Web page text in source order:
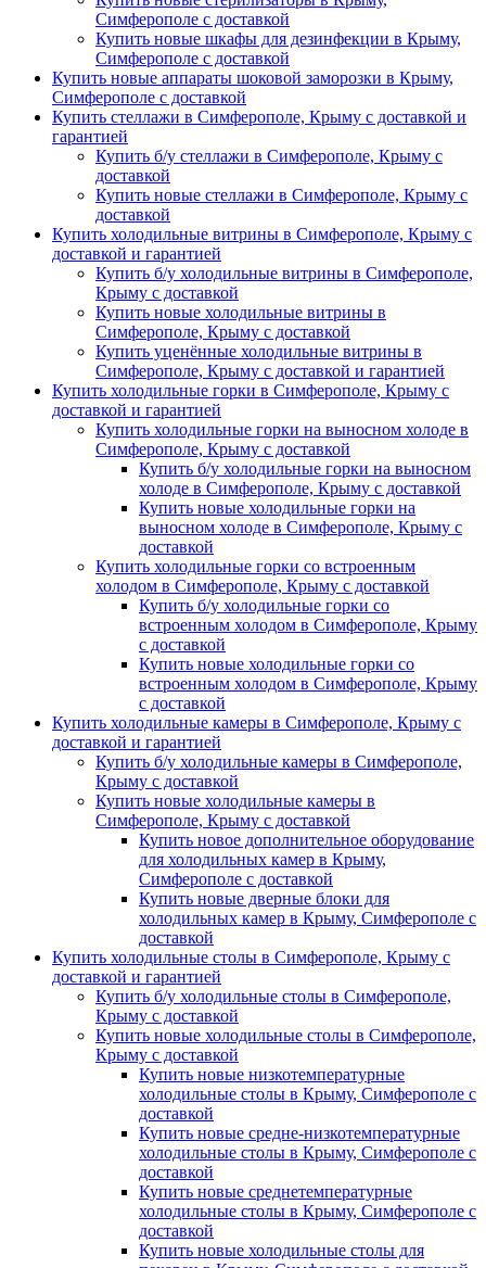
Симферополе с доставкой
Купить новые шкафы для дезинфекции в Крыму,
Симферополе с доставкой
Купить новые аппараты шоковой заморозки в Крыму,
Симферополе с доставкой
Купить стеллажи в Симферополе, Крыму с доставкой и
гарантией
Купить б/у стеллажи в Симферополе, Крыму с
доставкой
Купить новые стеллажи в Симферополе, Крыму с
доставкой
Купить холодильные витрины в Симферополе, Крыму с
доставкой и гарантией
Купить б/у холодильные витрины в Симферополе,
Крыму с доставкой
Купить новые холодильные витрины в
Симферополе, Крыму с доставкой
Купить уценённые холодильные витрины в
Симферополе, Крыму с доставкой и гарантией
Купить холодильные горки в Симферополе, Крыму с
доставкой и гарантией
Купить холодильные горки на выносном холоде в
Симферополе, Крыму с доставкой
Купить б/у холодильные горки на выносном
холоде в Симферополе, Крыму с доставкой
Купить новые холодильные горки на
выносном холоде в Симферополе, Крыму с
доставкой
Купить холодильные горки со встроенным
холодом в Симферополе, Крыму с доставкой
Купить б/у холодильные горки со
встроенным холодом в Симферополе, Крыму
с доставкой
Купить новые холодильные горки со
встроенным холодом в Симферополе, Крыму
с доставкой
Купить холодильные камеры в Симферополе, Крыму с
доставкой и гарантией
Купить б/у холодильные камеры в Симферополе,
Крыму с доставкой
Купить новые холодильные камеры в
Симферополе, Крыму с доставкой
Купить новое дополнительное оборудование
для холодильных камер в Крыму,
Симферополе с доставкой
Купить новые дверные блоки для
холодильных камер в Крыму, Симферополе с
доставкой
Купить холодильные столы в Симферополе, Крыму с
доставкой и гарантией
Купить б/у холодильные столы в Симферополе,
Крыму с доставкой
Купить новые холодильные столы в Симферополе,
Крыму с доставкой
Купить новые низкотемпературные
холодильные столы в Крыму, Симферополе с
доставкой
Купить новые средне-низкотемпературные
холодильные столы в Крыму, Симферополе с
доставкой
Купить новые среднетемпературные
холодильные столы в Крыму, Симферополе с
доставкой
Купить новые холодильные столы для